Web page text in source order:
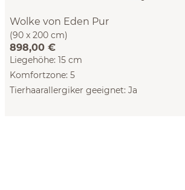
Wolke von Eden Pur
(90 x 200 cm)
898,00 €
Liegehöhe: 15 cm
Komfortzone: 5
Tierhaarallergiker geeignet: Ja